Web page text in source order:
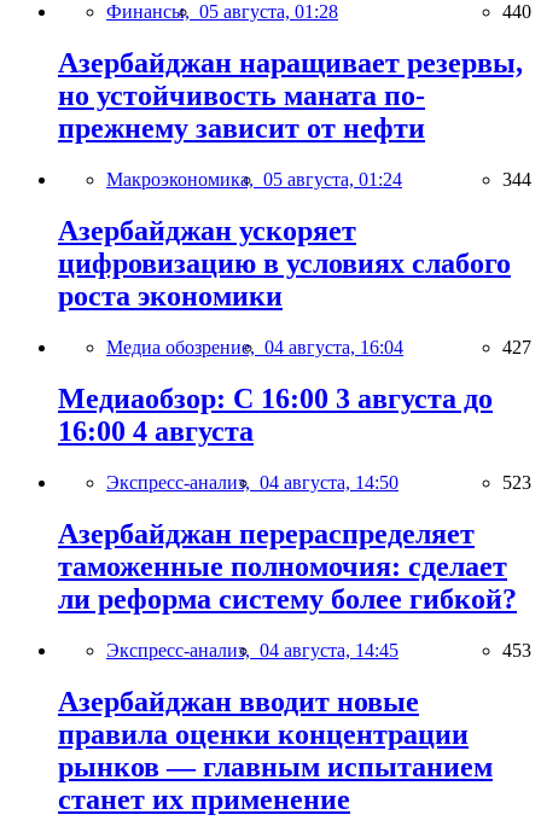
Финансы, 05 августа, 01:28 440
Азербайджан наращивает резервы,
но устойчивость маната по-
прежнему зависит от нефти
Макроэкономика, 05 августа, 01:24 344
Азербайджан ускоряет
цифровизацию в условиях слабого
роста экономики
Медиа обозрение, 04 августа, 16:04 427
Медиаобзор: С 16:00 3 августа до
16:00 4 августа
Экспресс-анализ, 04 августа, 14:50 523
Азербайджан перераспределяет
таможенные полномочия: сделает
ли реформа систему более гибкой?
Экспресс-анализ, 04 августа, 14:45 453
Азербайджан вводит новые
правила оценки концентрации
рынков — главным испытанием
станет их применение